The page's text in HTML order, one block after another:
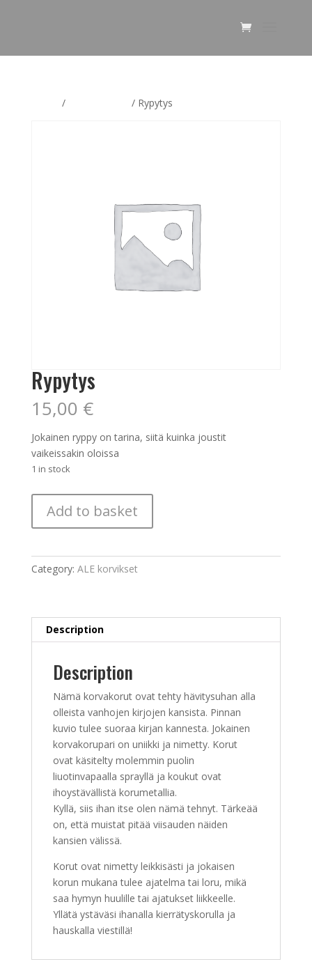
/ / Rypytys
Rypytys
15,00 €
Jokainen ryppy on tarina, siitä kuinka joustit
vaikeissakin oloissa
1 in stock
quantity
Add to basket
Category: ALE korvikset
Description
Description
Nämä korvakorut ovat tehty hävitysuhan alla
olleista vanhojen kirjojen kansista. Pinnan
kuvio tulee suoraa kirjan kannesta. Jokainen
korvakorupari on uniikki ja nimetty. Korut
ovat käsitelty molemmin puolin
liuotinvapaalla sprayllä ja koukut ovat
ihoystävällistä korumetallia.
Kyllä, siis ihan itse olen nämä tehnyt. Tärkeää
on, että muistat pitää viisauden näiden
kansien välissä.
Korut ovat nimetty leikkisästi ja jokaisen
korun mukana tulee ajatelma tai loru, mikä
saa hymyn huulille tai ajatukset liikkeelle.
Yllätä ystäväsi ihanalla kierrätyskorulla ja
hauskalla viestillä!